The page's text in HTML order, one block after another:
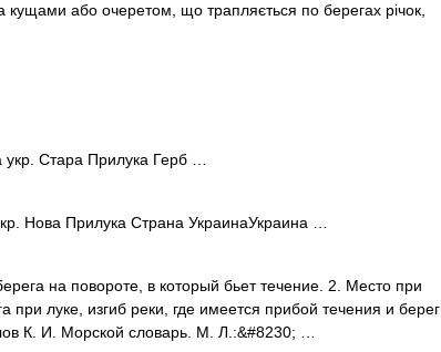
або очеретом, що трапляється по берегах річок,
Стара Прилука Герб …
Нова Прилука Страна УкраинаУкраина …
на повороте, в который бьет течение. 2. Место при
при луке, изгиб реки, где имеется прибой течения и берег
К. И. Морской словарь. М. Л.:&#8230; …